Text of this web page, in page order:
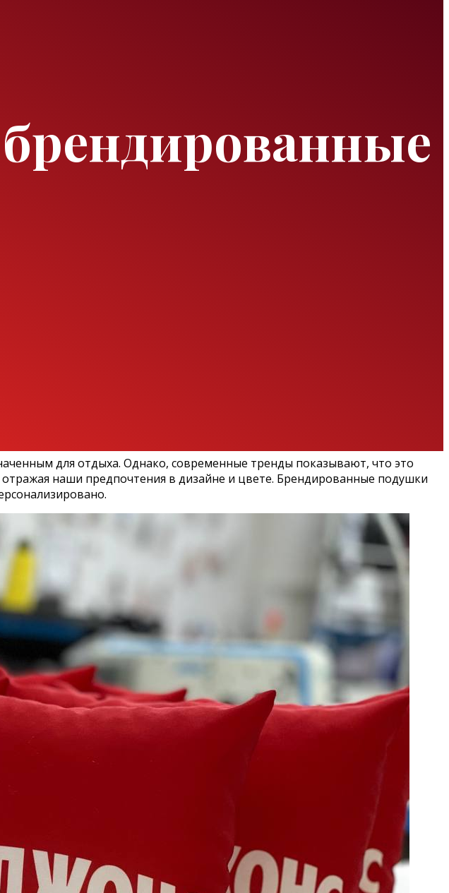
для отдыха. Однако, современные тренды показывают, что это
наши предпочтения в дизайне и цвете. Брендированные подушки